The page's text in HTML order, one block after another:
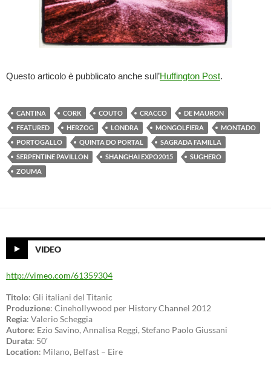
Questo articolo è pubblicato anche sull’Huffington Post.
CANTINA CORK COUTO CRACCO
DE MAURON
FEATURED
HERZOG LONDRA MONGOLFIERA
MONTADO
PORTOGALLO
QUINTA DO PORTAL
SAGRADA FAMILLA
SERPENTINE PAVILLON
SHANGHAI EXPO2015
SUGHERO
ZOUMA
VIDEO
http://vimeo.com/61359304
Titolo: Gli italiani del Titanic
Produzione: Cinehollywood per History Channel 2012
Regia: Valerio Scheggia
Autore: Ezio Savino, Annalisa Reggi, Stefano Paolo Giussani
Durata: 50′
Location: Milano, Belfast – Eire